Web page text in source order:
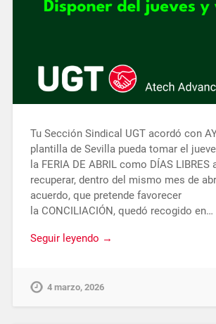
Tu Sección Sindical UGT acordó con
plantilla de Sevilla pueda tomar el
la FERIA DE ABRIL como DÍAS LIBRES
recuperar, dentro del mismo mes de
acuerdo, que pretende favorecer
la CONCILIACIÓN, quedó recogido en…
Seguir leyendo →
4 marzo, 2026